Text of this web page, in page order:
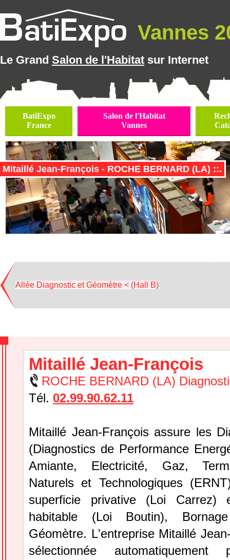
Vannes
Le Grand Salon de l'Habitat sur Internet
BatiExpo
France
Salon de l'Habitat
Vannes
Mitaillé Jean-François - ROCHE BERNARD (LA) ::.
Allée Diagnostic et Géomètre < (Hall B)
Mitaillé Jean-François
ROCHE BERNARD (LA)
Tél. 02.99.90.62.11
Mitaillé Jean-François assure les
(Diagnostics de Performance
Amiante, Electricité, Gaz,
Naturels et Technologiques
superficie privative (Loi Carrez)
habitable (Loi Boutin),
Géomètre. L'entreprise Mitaillé
sélectionnée automatiquement